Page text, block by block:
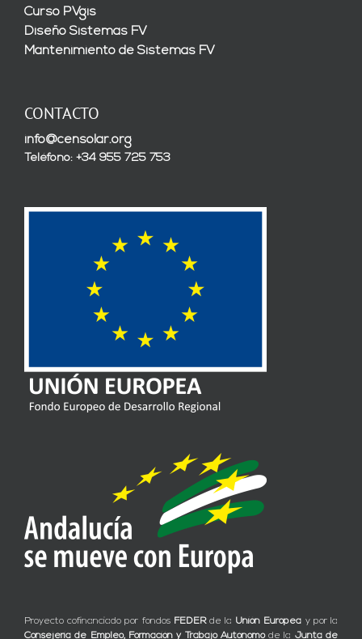
Curso PVgis
Diseño Sistemas FV
Mantenimiento de Sistemas FV
CONTACTO
info@censolar.org
Teléfono: +34 955 725 753
Proyecto cofinanciado por fondos FEDERde la Unión Europea y por la
Consejería de Empleo, Formación y Trabajo Autónomode la Junta de